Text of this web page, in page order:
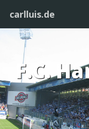
carlluis.de
F.C.